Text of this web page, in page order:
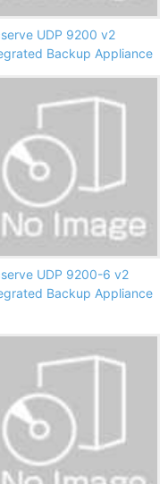
UDP 9200 v2
Backup Appliance
UDP 9200-6 v2
Backup Appliance